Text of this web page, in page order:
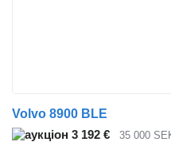
Volvo 8900 BLE
3 192 €
35 000